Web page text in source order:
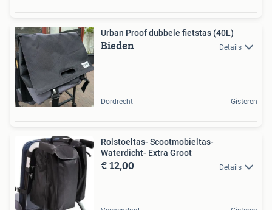
Urban Proof dubbele fietstas (40L)
Bieden Details
Dordrecht Gisteren
Rolstoeltas- Scootmobieltas-
Waterdicht- Extra Groot
€ 12,00 Details